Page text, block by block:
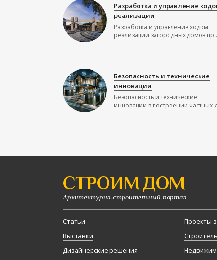
Разработка и управление
реализации
Разработка и управление ходом
реализации загородных домов
Безопасность и технические
инновации
Безопасность и технические
инновации в построении частных
СТРОИМ ДОМ
Архитектурно-строительный портал
Статьи
Выставки
Дизайнерские решения
Проекты